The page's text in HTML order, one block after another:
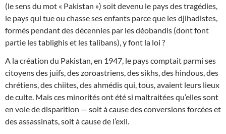
(le sens du mot « Pakistan ») soit devenu le pays des tragédies,
le pays qui tue ou chasse ses enfants parce que les djihadistes,
formés pendant des décennies par les déobandis (dont font
partie les tablighis et les talibans), y font la loi ?
A la création du Pakistan, en 1947, le pays comptait parmi ses
citoyens des juifs, des zoroastriens, des sikhs, des hindous, des
chrétiens, des chiites, des ahmédis qui, tous, avaient leurs lieux
de culte. Mais ces minorités ont été si maltraitées qu’elles sont
en voie de disparition — soit à cause des conversions forcées et
des assassinats, soit à cause de l’exil.